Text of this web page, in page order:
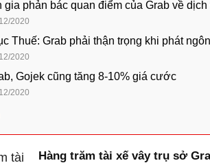
gia phản bác quan điểm của Grab về
2020
Thuế: Grab phải thận trọng khi phát
2020
Gojek cũng tăng 8-10% giá cước
2020
Hàng trăm tài xế vây trụ sở